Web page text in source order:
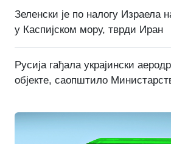
Зеленски је по налогу Израела
у Каспијском мору, тврди Иран
Русија гађала украјински
објекте, саопштило